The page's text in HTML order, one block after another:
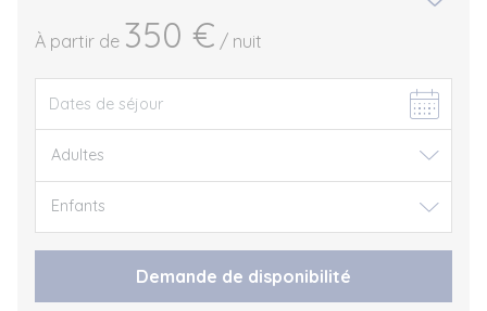
À partir de 350 € / nuit
Demande de disponibilité